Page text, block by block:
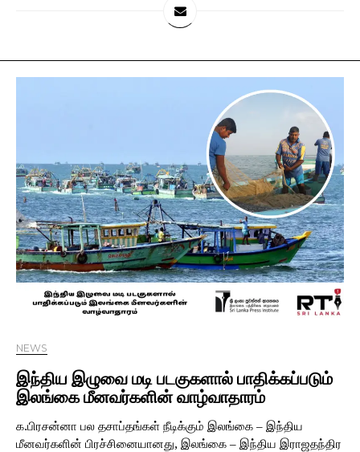
NEWS
இந்திய இழுவை மடி படகுகளால் பாதிக்கப்படும்
இலங்கை மீனவர்களின் வாழ்வாதாரம்
க.பிரசன்னா பல தசாப்தங்கள் நீடிக்கும் இலங்கை – இந்திய
மீனவர்களின் பிரச்சினையானது, இலங்கை – இந்திய இராஜதந்திர